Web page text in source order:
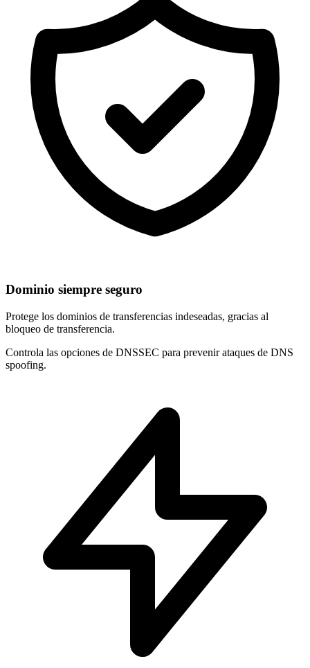
Dominio siempre seguro
Protege los dominios de transferencias indeseadas, gracias al
bloqueo de transferencia.
Controla las opciones de DNSSEC para prevenir ataques de DNS
spoofing.